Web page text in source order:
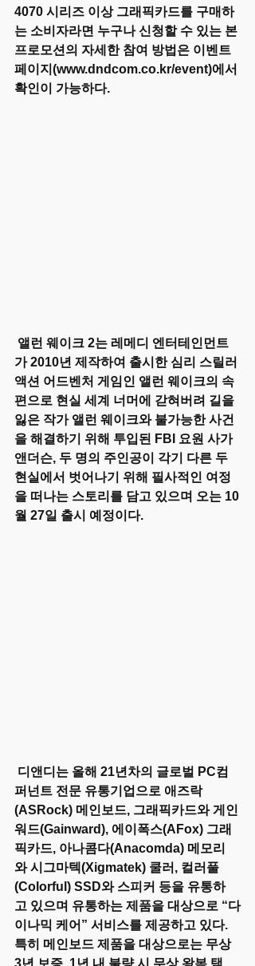
4070 시리즈 이상 그래픽카드를 구매하
는 소비자라면 누구나 신청할 수 있는 본
프로모션의 자세한 참여 방법은 이벤트
페이지(www.dndcom.co.kr/event)에서
확인이 가능하다.
가 2010년 제작하여 출시한 심리 스릴러
액션 어드벤처 게임인 앨런 웨이크의 속
편으로 현실 세계 너머에 갇혀버려 길을
잃은 작가 앨런 웨이크와 불가능한 사건
을 해결하기 위해 투입된 FBI 요원 사가
앤더슨, 두 명의 주인공이 각기 다른 두
현실에서 벗어나기 위해 필사적인 여정
을 떠나는 스토리를 담고 있으며 오는 10
월 27일 출시 예정이다.
퍼넌트 전문 유통기업으로 애즈락
(ASRock) 메인보드, 그래픽카드와 게인
워드(Gainward), 에이폭스(AFox) 그래
픽카드, 아나콤다(Anacomda) 메모리
와 시그마텍(Xigmatek) 쿨러, 컬러풀
(Colorful) SSD와 스피커 등을 유통하
고 있으며 유통하는 제품을 대상으로 “다
이나믹 케어” 서비스를 제공하고 있다.
특히 메인보드 제품을 대상으로는 무상
3년 보증, 1년 내 불량 시 무상 왕복 택